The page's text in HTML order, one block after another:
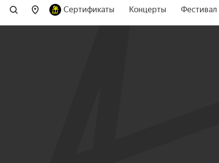
Сертификаты Концерты